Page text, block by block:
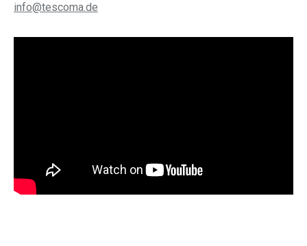
info@tescoma.de